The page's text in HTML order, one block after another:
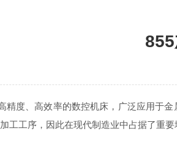
度、高效率的数控机床，广泛应用于金
工工序，因此在现代制造业中占据了重要